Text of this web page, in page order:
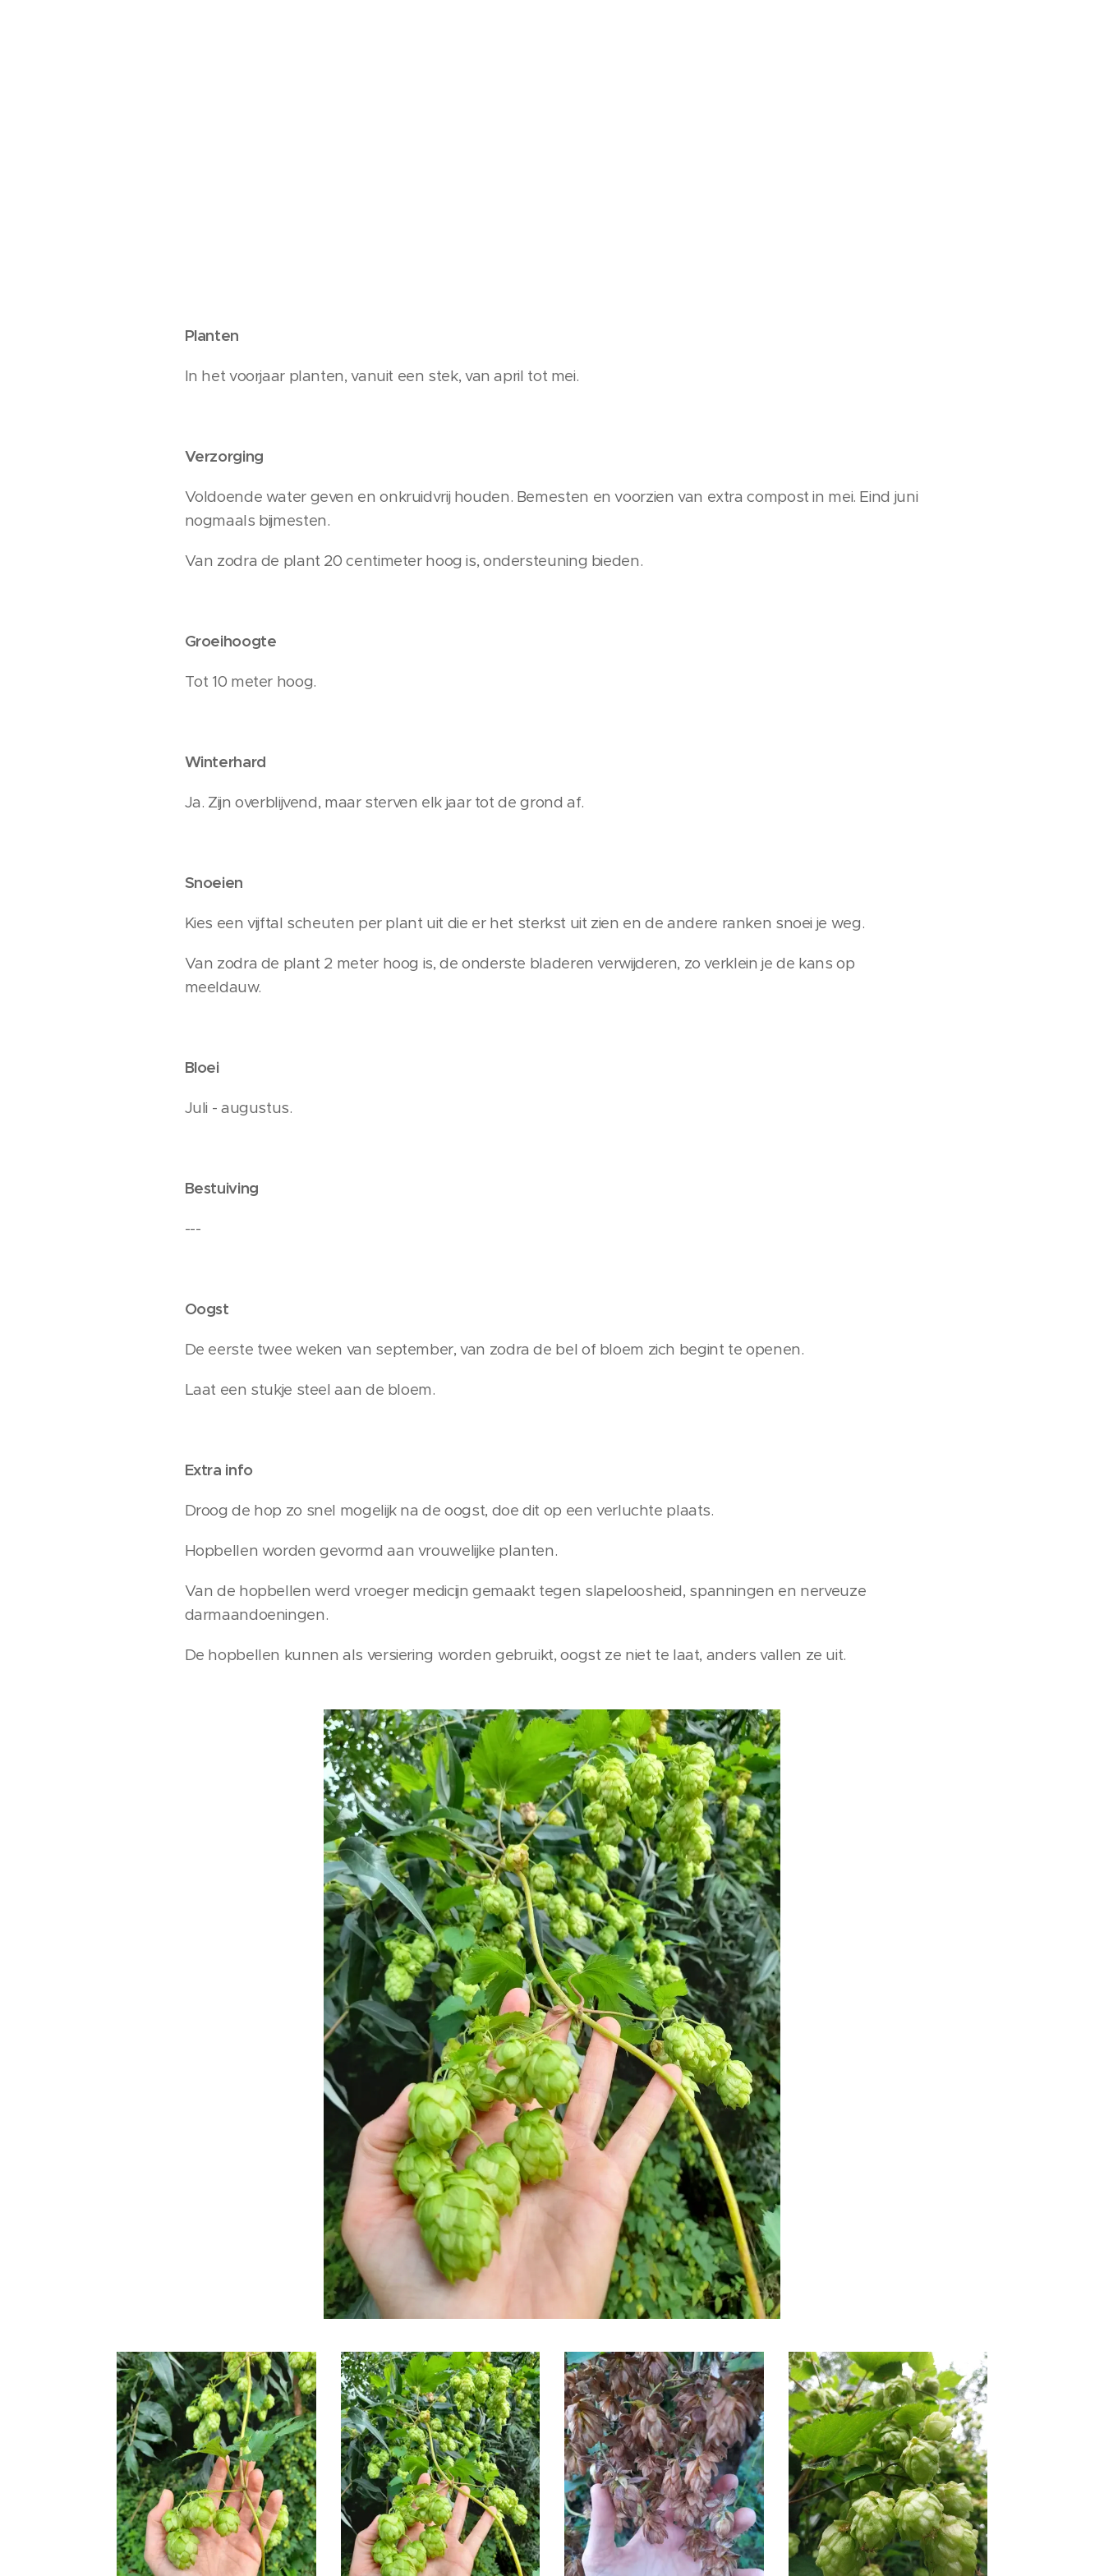
Planten
In het voorjaar planten, vanuit een stek, van april tot mei.
Verzorging
Voldoende water geven en onkruidvrij houden. Bemesten en voorzien van extra compost in mei. Eind juni
nogmaals bijmesten.
Van zodra de plant 20 centimeter hoog is, ondersteuning bieden.
Groeihoogte
Tot 10 meter hoog.
Winterhard
Ja. Zijn overblijvend, maar sterven elk jaar tot de grond af.
Snoeien
Kies een vijftal scheuten per plant uit die er het sterkst uit zien en de andere ranken snoei je weg.
Van zodra de plant 2 meter hoog is, de onderste bladeren verwijderen, zo verklein je de kans op
meeldauw.
Bloei
Juli - augustus.
Bestuiving
---
Oogst
De eerste twee weken van september, van zodra de bel of bloem zich begint te openen.
Laat een stukje steel aan de bloem.
Extra info
Droog de hop zo snel mogelijk na de oogst, doe dit op een verluchte plaats.
Hopbellen worden gevormd aan vrouwelijke planten.
Van de hopbellen werd vroeger medicijn gemaakt tegen slapeloosheid, spanningen en nerveuze
darmaandoeningen.
De hopbellen kunnen als versiering worden gebruikt, oogst ze niet te laat, anders vallen ze uit.